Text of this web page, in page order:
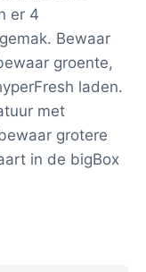
er 4
Bewaar
groente,
laden.
met
grotere
in de bigBox